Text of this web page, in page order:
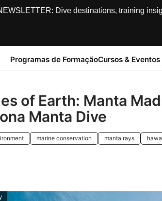
Dive destinations, training
Programas de FormaçãoCursos & Eventos
of Earth: Manta
Manta Dive
marine conservation manta rays